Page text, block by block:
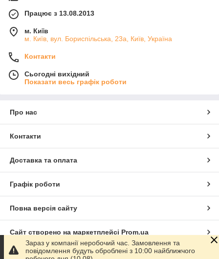
Працює з 13.08.2013
м. Київ
м. Київ, вул. Бориспільська, 23а, Київ, Україна
Контакти
Сьогодні вихідний
Показати весь графік роботи
Про нас
Контакти
Доставка та оплата
Графік роботи
Повна версія сайту
Сайт створено на маркетплейсі Prom.ua
Політика конфіденційності
Зараз у компанії неробочий час. Замовлення та
повідомлення будуть оброблені з 10:00 найближчого